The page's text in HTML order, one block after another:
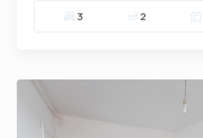
3 2